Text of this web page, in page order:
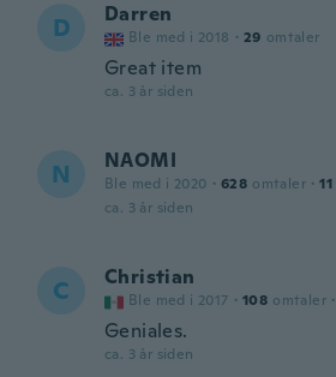
D Darren
Ble med i 2018 · 29 omtaler
Great item
ca. 3 år siden
N NAOMI
Ble med i 2020 · 628 omtaler · 11
ca. 3 år siden
C Christian
Ble med i 2017 · 108 omtaler ·
Geniales.
ca. 3 år siden